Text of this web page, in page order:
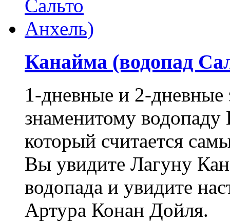
Канайма (водопад
1-дневные и 2-дневные
знаменитому
который считается
Вы увидите Лагуну
водопада и увидите
Артура Конан Дойля.